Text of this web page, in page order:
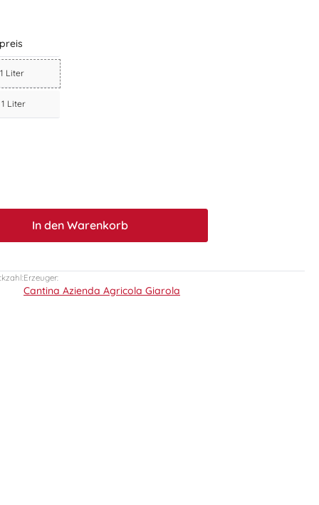
Liter
Liter
In den Warenkorb
Erzeuger:
Cantina Azienda Agricola Giarola